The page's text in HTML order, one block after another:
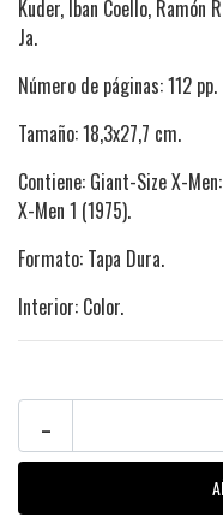
Kuder, Iban Coello, Ramón
Ja.
Número de páginas: 112 pp.
Tamaño: 18,3x27,7 cm.
Contiene: Giant-Size X-
X-Men 1 (1975).
Formato: Tapa Dura.
Interior: Color.
-